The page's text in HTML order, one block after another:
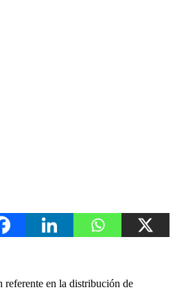
referente en la distribución de